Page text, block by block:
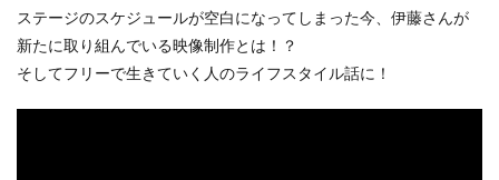
ステージのスケジュールが空白になってしまった今、伊藤さんが
新たに取り組んでいる映像制作とは！？
そしてフリーで生きていく人のライフスタイル話に！